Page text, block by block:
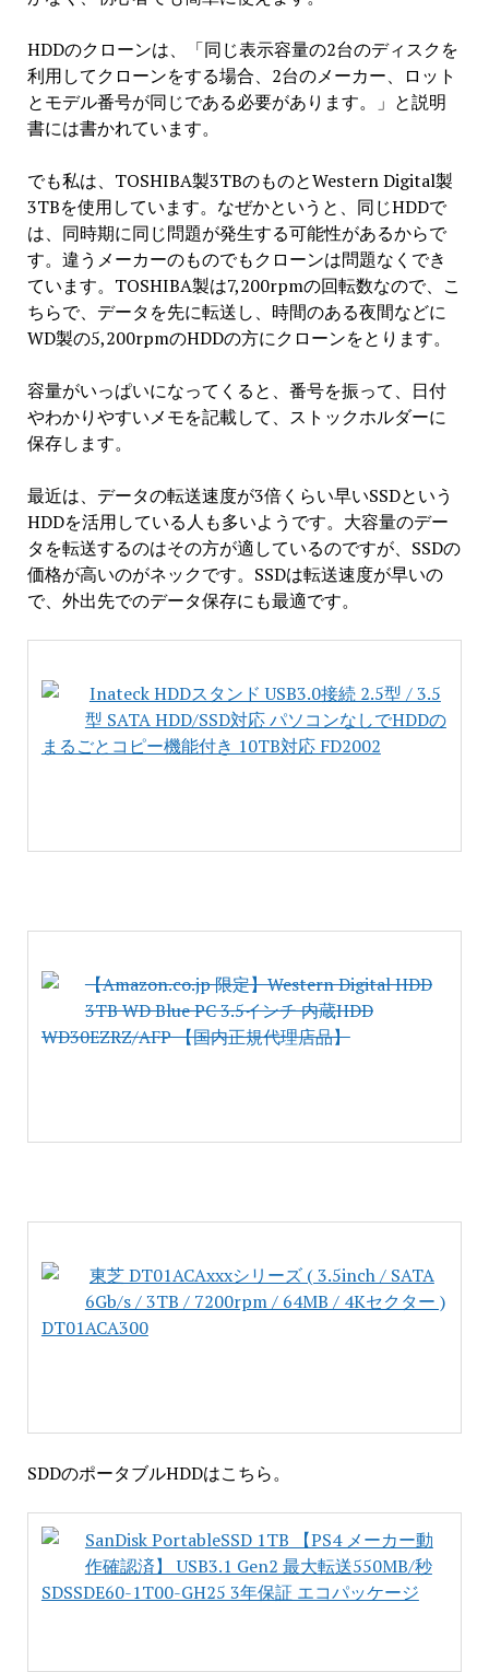
HDDのクローンは、「同じ表示容量の2台のディスクを
利用してクローンをする場合、2台のメーカー、ロット
とモデル番号が同じである必要があります。」と説明
書には書かれています。
でも私は、 TOSHIBA製3TBのものとWestern Digital製
3TBを使用しています。なぜかというと、同じHDDで
は、同時期に同じ問題が発生する可能性があるからで
す。違うメーカーのものでもクローンは問題なくでき
ています。TOSHIBA製は7,200rpmの回転数なので、こ
ちらで、データを先に転送し、時間のある夜間などに
WD製の5,200rpmのHDDの方にクローンをとります。
容量がいっぱいになってくると、番号を振って、日付
やわかりやすいメモを記載して、ストックホルダーに
保存します。
最近は、データの転送速度が3倍くらい早いSSDという
HDDを活用している人も多いようです。大容量のデー
タを転送するのはその方が適しているのですが、SSDの
価格が高いのがネックです。SSDは転送速度が早いの
で、外出先でのデータ保存にも最適です。
Inateck HDDスタンド USB3.0接続 2.5型 / 3.5
型 SATA HDD/SSD対応 パソコンなしでHDDの
まるごとコピー機能付き 10TB対応 FD2002
【Amazon.co.jp 限定】Western Digital HDD
3TB WD Blue PC 3.5インチ 内蔵HDD
WD30EZRZ/AFP 【国内正規代理店品】
東芝 DT01ACAxxxシリーズ ( 3.5inch / SATA
6Gb/s / 3TB / 7200rpm / 64MB / 4Kセクター )
DT01ACA300
SDDのポータブルHDDはこちら。
SanDisk PortableSSD 1TB 【PS4 メーカー動
作確認済】 USB3.1 Gen2 最大転送550MB/秒
SDSSDE60-1T00-GH25 3年保証 エコパッケージ